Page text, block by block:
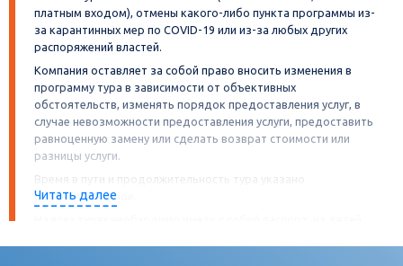
платным входом), отмены какого-либо пункта программы из-
за карантинных мер по COVID-19 или из-за любых других
распоряжений властей.
Компания оставляет за собой право вносить изменения в
программу тура в зависимости от объективных
обстоятельств, изменять порядок предоставления услуг, в
случае невозможности предоставления услуги, предоставить
равноценную замену или сделать возврат стоимости или
разницы услуги.
Время в пути и продолжительность тура указано
ориентировочное.
Читать далее